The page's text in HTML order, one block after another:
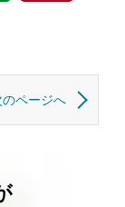
のページへ